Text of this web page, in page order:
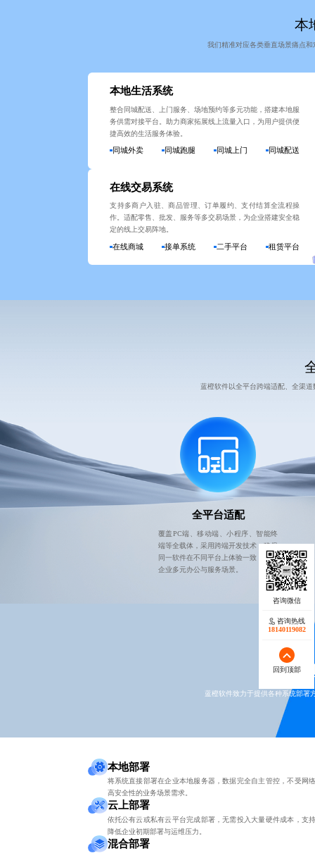
本
我们精准对应各类垂直场景痛点
本地生活系统
整合同城配送、上门服务、场地预约等多元功能，搭建本地服
务供需对接平台。助力商家拓展线上流量入口，为用户提供便
捷高效的生活服务体验。
同城外卖 同城跑腿 同城上门 同城配送
在线交易系统
支持多商户入驻、商品管理、订单履约、支付结算全流程操
作。适配零售、批发、服务等多交易场景，为企业搭建安全稳
定的线上交易阵地。
在线商城 接单系统 二手平台 租赁平台
蓝橙软件以全平台跨端适配、全渠
全平台适配
覆盖PC端、移动端、小程序、智能终
端等全载体，采用跨端开发技术，确保
同一软件在不同平台上体验一致，适配
企业多元办公与服务场景。
本
蓝橙软件致力于提供各种系统部署
本地部署
将系统直接部署在企业本地服务器，数据完全自主管控，不受网
高安全性的业务场景需求。
云上部署
依托公有云或私有云平台完成部署，无需投入大量硬件成本，支
降低企业初期部署与运维压力。
混合部署
咨询热线
18140119082
回到顶部